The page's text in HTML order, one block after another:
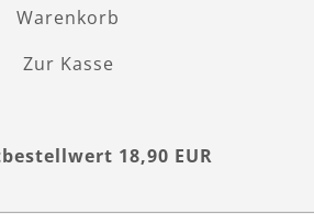
Warenkorb
Zur Kasse
18,90 EUR